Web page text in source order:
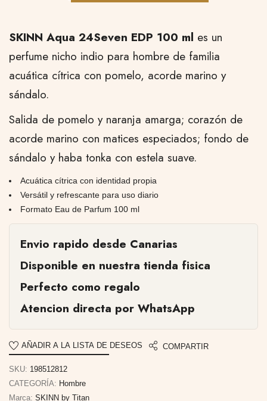
SKINN Aqua 24Seven EDP 100 ml es un
perfume nicho indio para hombre de familia
acuática cítrica con pomelo, acorde marino y
sándalo.
Salida de pomelo y naranja amarga; corazón de
acorde marino con matices especiados; fondo de
sándalo y haba tonka con estela suave.
Acuática cítrica con identidad propia
Versátil y refrescante para uso diario
Formato Eau de Parfum 100 ml
Envio rapido desde Canarias
Disponible en nuestra tienda fisica
Perfecto como regalo
Atencion directa por WhatsApp
AÑADIR A LA LISTA DE DESEOS COMPARTIR
SKU: 198512812
CATEGORÍA: Hombre
Marca: SKINN by Titan